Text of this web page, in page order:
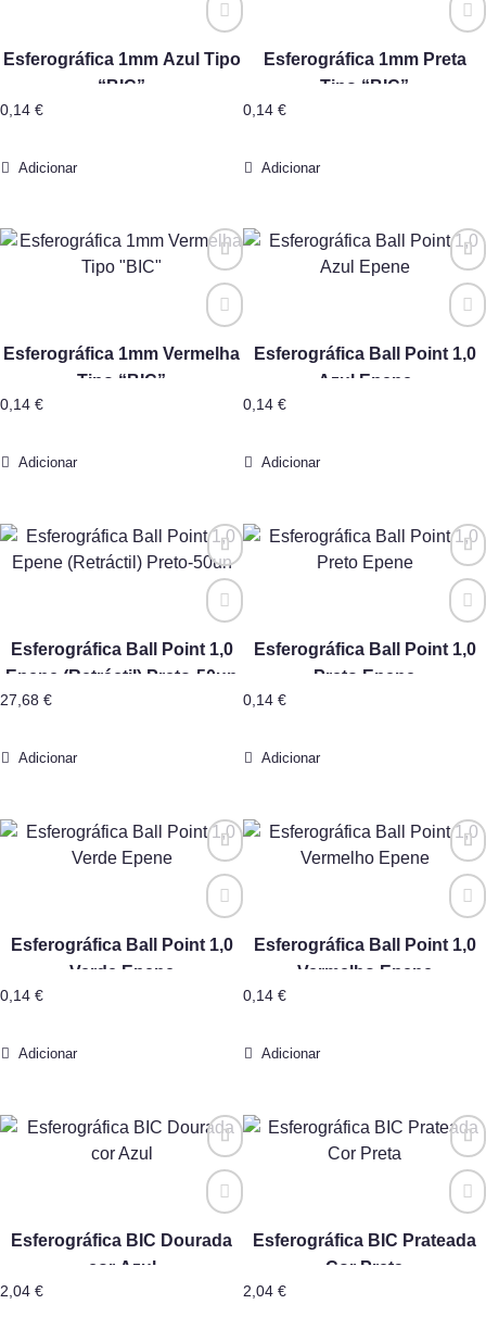
Esferográfica 1mm Azul Tipo
“BIC”
0,14 €
Adicionar
Esferográfica 1mm Preta
Tipo “BIC”
0,14 €
Adicionar
Esferográfica 1mm Vermelha
Tipo “BIC”
0,14 €
Adicionar
Esferográfica Ball Point 1,0
Azul Epene
0,14 €
Adicionar
Esferográfica Ball Point 1,0
Epene (Retráctil) Preto-50un
27,68 €
Adicionar
Esferográfica Ball Point 1,0
Preto Epene
0,14 €
Adicionar
Esferográfica Ball Point 1,0
Verde Epene
0,14 €
Adicionar
Esferográfica Ball Point 1,0
Vermelho Epene
0,14 €
Adicionar
Esferográfica BIC Dourada
cor Azul
2,04 €
Esferográfica BIC Prateada
Cor Preta
2,04 €